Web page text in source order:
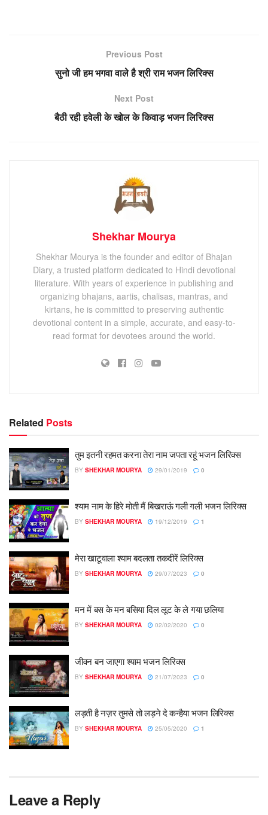
Previous Post
सुनो जी हम भगवा वाले है श्री राम भजन लिरिक्स
Next Post
बैठी रही हवेली के खोल के किवाड़ भजन लिरिक्स
Shekhar Mourya
Shekhar Mourya is the founder and editor of Bhajan
Diary, a trusted platform dedicated to Hindi devotional
literature. With years of experience in publishing and
organizing bhajans, aartis, chalisas, mantras, and
kirtans, he is committed to preserving authentic
devotional content in a simple, accurate, and easy-to-
read format for devotees around the world.
Related Posts
तुम इतनी रहमत करना तेरा नाम जपता रहूं भजन लिरिक्स
BY SHEKHAR MOURYA 29/01/2019 0
श्याम नाम के हिरे मोती मैं बिखराऊं गली गली भजन लिरिक्स
BY SHEKHAR MOURYA 19/12/2019 1
मेरा खाटूवाला श्याम बदलता तकदीरें लिरिक्स
BY SHEKHAR MOURYA 29/07/2023 0
मन में बस के मन बसिया दिल लूट के ले गया छलिया
BY SHEKHAR MOURYA 02/02/2020 0
जीवन बन जाएगा श्याम भजन लिरिक्स
BY SHEKHAR MOURYA 21/07/2023 0
लड़ती है नज़र तुमसे तो लड़ने दे कन्हैया भजन लिरिक्स
BY SHEKHAR MOURYA 25/05/2020 1
Leave a Reply